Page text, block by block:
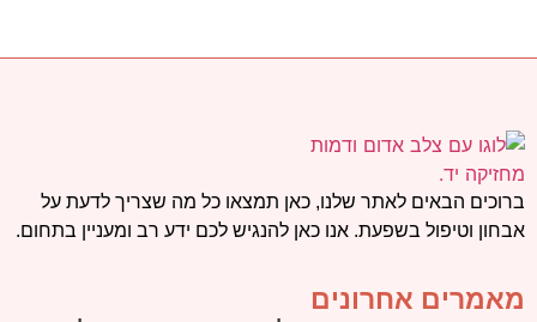
ברוכים הבאים לאתר שלנו, כאן תמצאו כל מה שצריך לדעת על
אבחון וטיפול בשפעת. אנו כאן להנגיש לכם ידע רב ומעניין בתחום.
מאמרים אחרונים